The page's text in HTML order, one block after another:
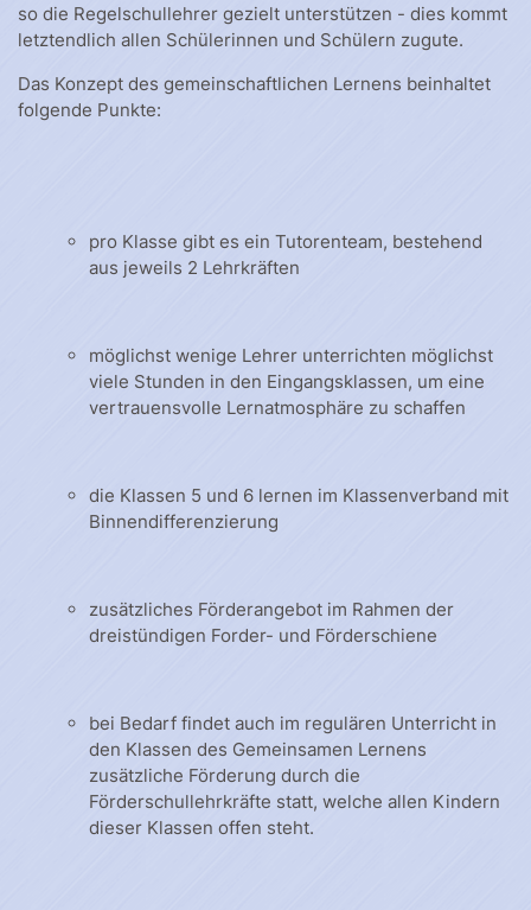
so die Regelschullehrer gezielt unterstützen - dies kommt
letztendlich allen Schülerinnen und Schülern zugute.
Das Konzept des gemeinschaftlichen Lernens beinhaltet
folgende Punkte:
pro Klasse gibt es ein Tutorenteam, bestehend
aus jeweils 2 Lehrkräften
möglichst wenige Lehrer unterrichten möglichst
viele Stunden in den Eingangsklassen, um eine
vertrauensvolle Lernatmosphäre zu schaffen
die Klassen 5 und 6 lernen im Klassenverband mit
Binnendifferenzierung
zusätzliches Förderangebot im Rahmen der
dreistündigen Forder- und Förderschiene
bei Bedarf findet auch im regulären Unterricht in
den Klassen des Gemeinsamen Lernens
zusätzliche Förderung durch die
Förderschullehrkräfte statt, welche allen Kindern
dieser Klassen offen steht.